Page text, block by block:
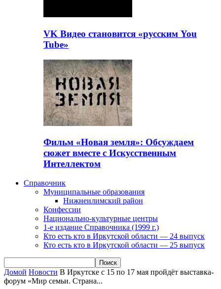
VK Видео становится «русским You
Tube»
Фильм «Новая земля»: Обсуждаем
сюжет вместе с Искусственным
Интеллектом
Справочник
Муниципальные образования
Нижнеилимский район
Конфессии
Национально-культурные центры
1-е издание Справочника (1999 г.)
Кто есть кто в Иркутской области — 24 выпуск
Кто есть кто в Иркутской области — 25 выпуск
Домой Новости В Иркутске с 15 по 17 мая пройдёт выставка-
форум «Мир семьи. Страна...